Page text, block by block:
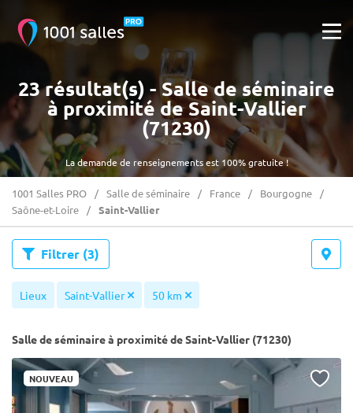
La demande de renseignements est 100% gratuite !
23 résultat(s) - Salle de séminaire
à proximité de Saint-Vallier
(71230)
1001 Salles PRO Salle de séminaire France
Bourgogne
Saône-et-Loire
Saint-Vallier
Filtrer (3)
Lieux Saint-Vallier 50 km
Salle de séminaire à proximité de Saint-Vallier (71230)
NOUVEAU